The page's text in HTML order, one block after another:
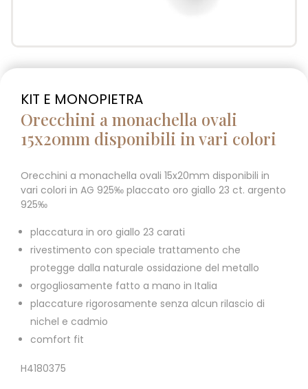
KIT E MONOPIETRA
Orecchini a monachella ovali
15x20mm disponibili in vari colori
Orecchini a monachella ovali 15x20mm disponibili in
vari colori in AG 925‰ placcato oro giallo 23 ct. argento
925‰
placcatura in oro giallo 23 carati
rivestimento con speciale trattamento che
protegge dalla naturale ossidazione del metallo
orgogliosamente fatto a mano in Italia
placcature rigorosamente senza alcun rilascio di
nichel e cadmio
comfort fit
H4180375